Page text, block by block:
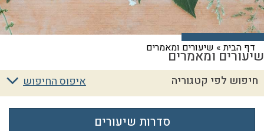
דף הבית» שיעורים ומאמרים
שיעורים ומאמרים
איפוס החיפוש חיפוש לפי קטגוריה
סדרות שיעורים